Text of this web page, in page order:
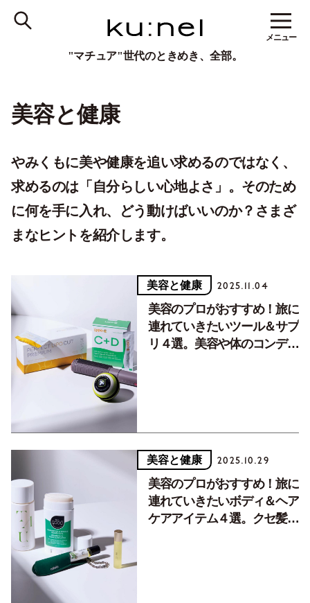
"マチュア"世代のときめき、全部。
メニュー
美容と健康
やみくもに美や健康を追い求めるのではなく、
求めるのは「自分らしい心地よさ」。そのため
に何を手に入れ、どう動けばいいのか？さまざ
まなヒントを紹介します。
美容と健康 2025.11.04
美容のプロがおすすめ！旅に
連れていきたいツール＆サプ
リ４選。美容や体のコンディ
美容と健康 2025.10.29
美容のプロがおすすめ！旅に
連れていきたいボディ＆ヘア
ケアアイテム４選。クセ髪を